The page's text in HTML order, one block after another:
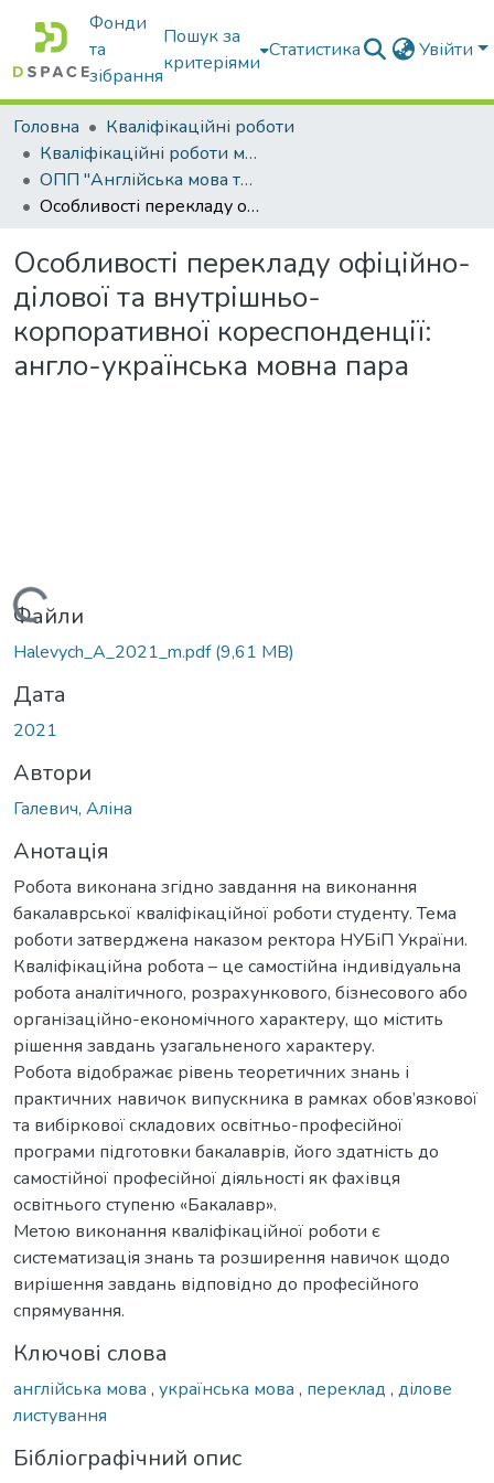
Фонди
та
зібрання
Пошук за
критеріями
Статистика Увійти
Головна
Кваліфікаційні роботи
Кваліфікаційні роботи магістрів
ОПП "Англійська мова та друга іноземна мова"
Особливості перекладу офіційно-ділової та внутрішньо-корпоративної кореспонденції: англо-українська мовна пара
Особливості перекладу офіційно-
ділової та внутрішньо-
корпоративної кореспонденції:
англо-українська мовна пара
Вантажиться...
Файли
Halevych_A_2021_m.pdf(9,61 MB)
Дата
2021
Автори
Галевич, Аліна
Анотація
Робота виконана згідно завдання на виконання
бакалаврської кваліфікаційної роботи студенту. Тема
роботи затверджена наказом ректора НУБіП України.
Кваліфікаційна робота – це самостійна індивідуальна
робота аналітичного, розрахункового, бізнесового або
організаційно-економічного характеру, що містить
рішення завдань узагальненого характеру.
Робота відображає рівень теоретичних знань і
практичних навичок випускника в рамках обов’язкової
та вибіркової складових освітньо-професійної
програми підготовки бакалаврів, його здатність до
самостійної професійної діяльності як фахівця
освітнього ступеню «Бакалавр».
Метою виконання кваліфікаційної роботи є
систематизація знань та розширення навичок щодо
вирішення завдань відповідно до професійного
спрямування.
Ключові слова
англійська мова , українська мова , переклад , ділове
листування
Бібліографічний опис